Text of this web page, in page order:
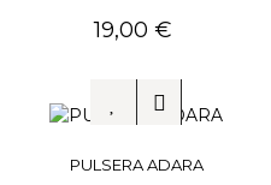
Precio
19,00 €
PULSERA ADARA